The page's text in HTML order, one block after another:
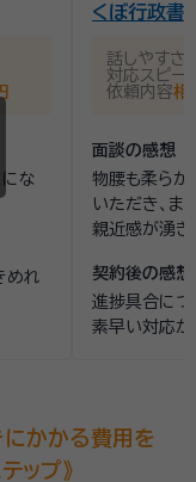
な
めれ
くぼ行政書
話しやすさ
対応スピー
依頼内容相
面談の感想
物腰も柔らか
いただき、ま
親近感が湧き
契約後の感想
進捗具合に
素早い対応が
かかる費用を
ップ》